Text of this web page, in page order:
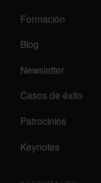
Formación
Blog
Newsletter
Casos de éxito
Patrocinios
Keynotes